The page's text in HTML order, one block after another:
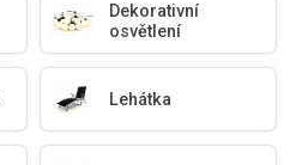
Dekorativní
osvětlení
Lehátka